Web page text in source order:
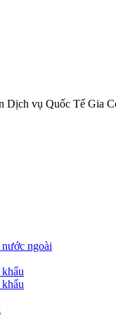
Dịch vụ Quốc Tế Gia
ngoài